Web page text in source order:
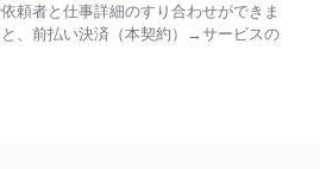
頼者と仕事詳細のすり合わせができま
、前払い決済（本契約）→サービスの